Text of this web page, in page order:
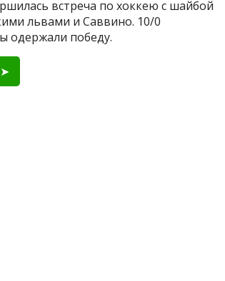
встреча по хоккею с шайбой
львами и Саввино. 10/0
одержали победу.